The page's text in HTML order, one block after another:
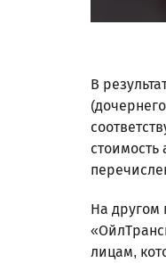
В
На другом
лицам,